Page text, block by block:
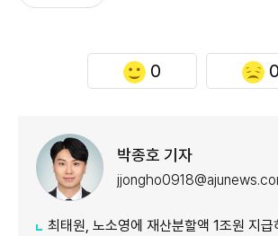
0 0
박종호 기자
최태원, 노소영에 재산분할액 1조원 지급하나…